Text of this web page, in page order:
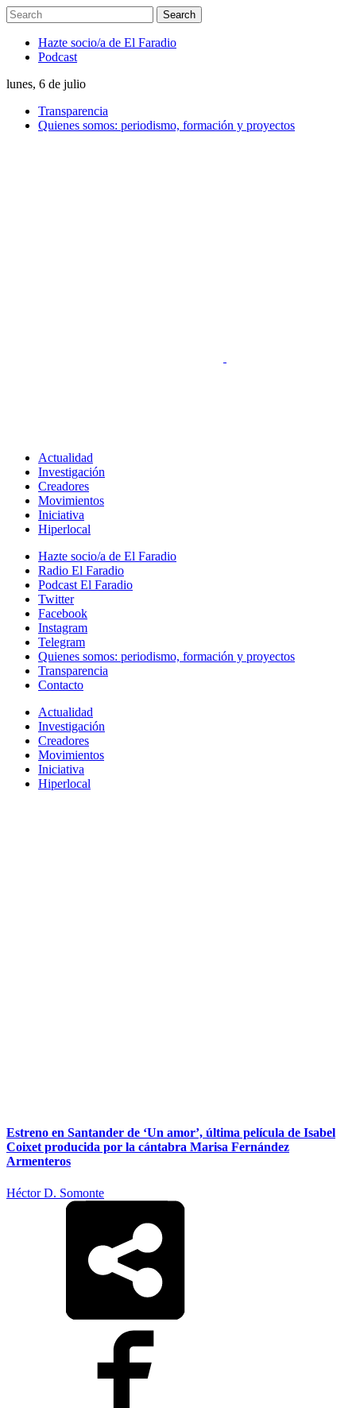
Hazte socio/a de El Faradio
Podcast
lunes, 6 de julio
Transparencia
Quienes somos: periodismo, formación y proyectos
Actualidad
Investigación
Creadores
Movimientos
Iniciativa
Hiperlocal
Hazte socio/a de El Faradio
Radio El Faradio
Podcast El Faradio
Twitter
Facebook
Instagram
Telegram
Quienes somos: periodismo, formación y proyectos
Transparencia
Contacto
Actualidad
Investigación
Creadores
Movimientos
Iniciativa
Hiperlocal
Estreno en Santander de ‘Un amor’, última película de Isabel
Coixet producida por la cántabra Marisa Fernández
Armenteros
Héctor D. Somonte